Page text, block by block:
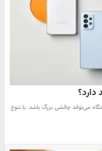
می‌تواند چالشی بزرگ باشد. با تنوع